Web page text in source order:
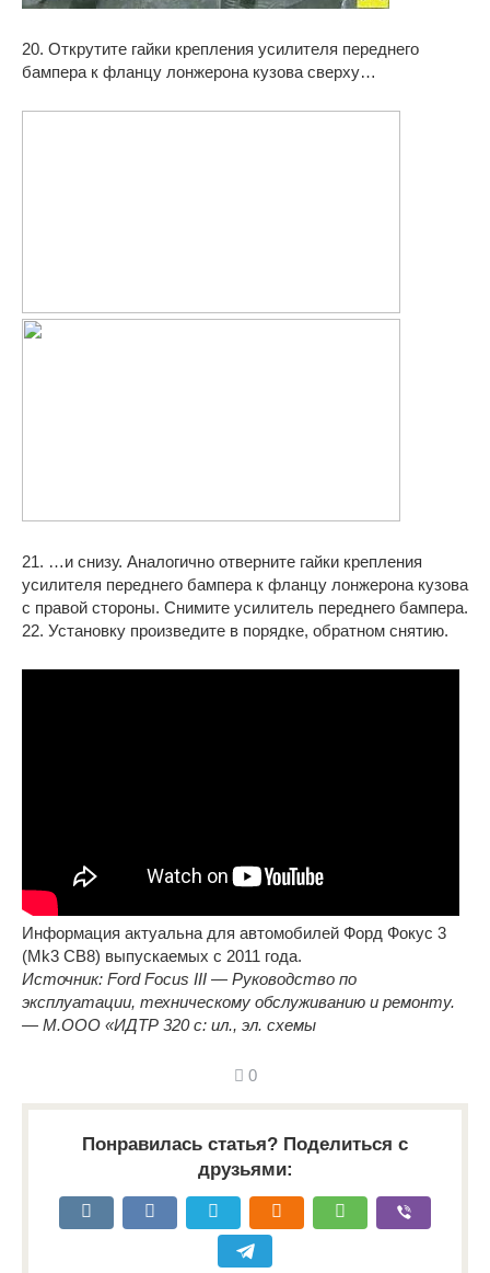
20. Открутите гайки крепления усилителя переднего
бампера к фланцу лонжерона кузова сверху…
21. …и снизу. Аналогично отверните гайки крепления
усилителя переднего бампера к фланцу лонжерона кузова
с правой стороны. Снимите усилитель переднего бампера.
22. Установку произведите в порядке, обратном снятию.
Информация актуальна для автомобилей Форд Фокус 3
(Mk3 CB8) выпускаемых с 2011 года.
Источник: Ford Focus III — Руководство по
эксплуатации, техническому обслуживанию и ремонту.
— М.ООО «ИДТР 320 с: ил., эл. схемы
0
Понравилась статья? Поделиться с
друзьями: